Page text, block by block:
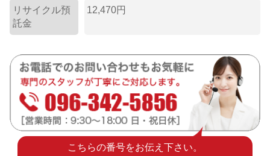
リサイクル預
託金
12,470円
こちらの番号をお伝え下さい。